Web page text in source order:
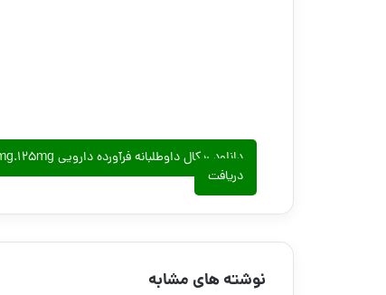
دانلود ریکال داوطلبانه فرآورده دارویی CO-AMOXICLAV TABLET ORAL 500mg.125mg با سری ساخت ۰۱۸۳۰۵
دریافت
نوشته های مشابه